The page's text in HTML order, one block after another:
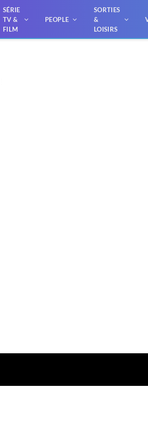
SÉRIE
TV &
FILM
PEOPLE
SORTIES
&
LOISIRS